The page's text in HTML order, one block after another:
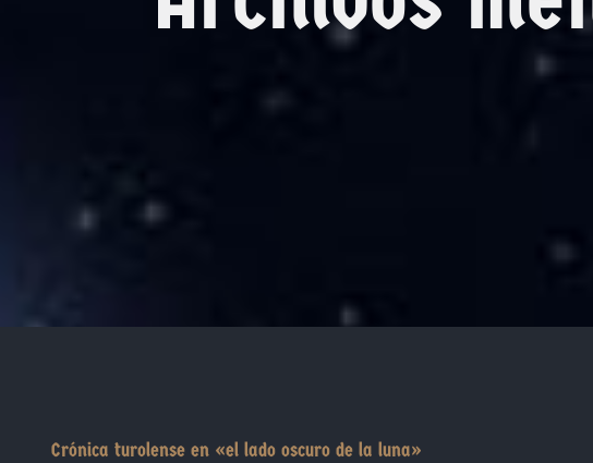
Crónica turolense en «el lado oscuro de la luna»